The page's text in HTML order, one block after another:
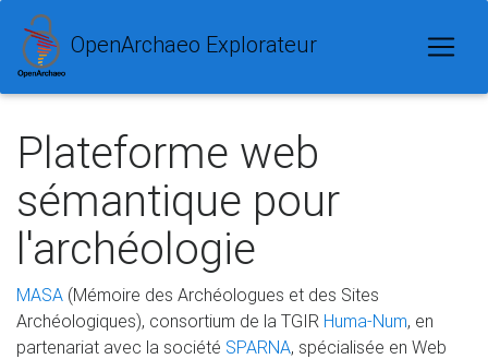
OpenArchaeo Explorateur
Plateforme web
sémantique pour
l'archéologie
MASA (Mémoire des Archéologues et des Sites
Archéologiques), consortium de la TGIR Huma-Num, en
partenariat avec la société SPARNA, spécialisée en Web